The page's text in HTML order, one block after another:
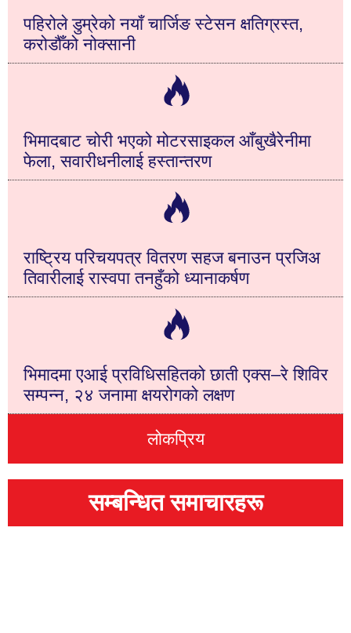
लोकप्रिय
पहिरोले डुम्रेको नयाँ चार्जिङ स्टेसन क्षतिग्रस्त,
करोडौँको नोक्सानी
भिमादबाट चोरी भएको मोटरसाइकल आँबुखैरेनीमा
फेला, सवारीधनीलाई हस्तान्तरण
राष्ट्रिय परिचयपत्र वितरण सहज बनाउन प्रजिअ
तिवारीलाई रास्वपा तनहुँको ध्यानाकर्षण
भिमादमा एआई प्रविधिसहितको छाती एक्स–रे शिविर
सम्पन्न, २४ जनामा क्षयरोगको लक्षण
सम्बन्धित समाचारहरू